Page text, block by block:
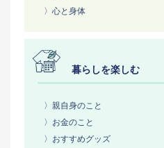
〉心と身体
暮らしを楽しむ
〉親自身のこと
〉お金のこと
〉おすすめグッズ